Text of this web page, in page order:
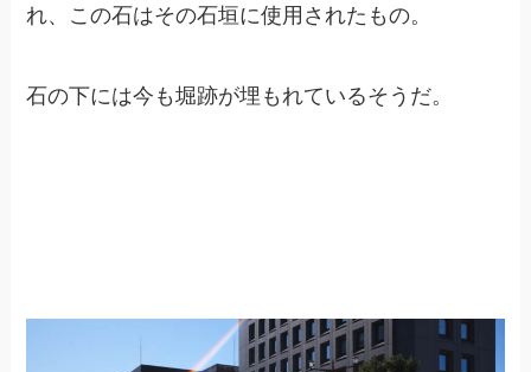
れ、この石はその石垣に使用されたもの。
石の下には今も堀跡が埋もれているそうだ。